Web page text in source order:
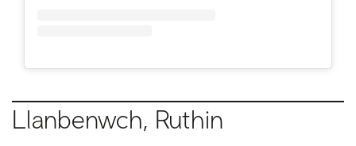
Llanbenwch, Ruthin